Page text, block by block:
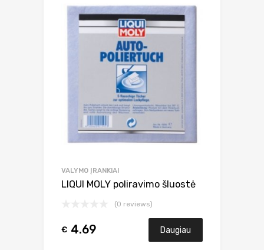
VALYMO ĮRANKIAI
LIQUI MOLY poliravimo šluostė
(0 reviews)
€ 4.69 Daugiau